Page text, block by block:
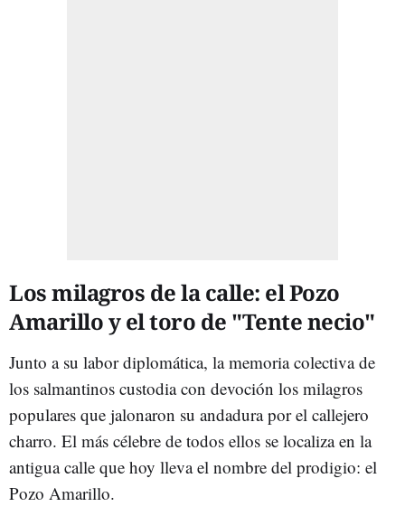
Los milagros de la calle: el Pozo
Amarillo y el toro de "Tente necio"
Junto a su labor diplomática, la memoria colectiva de
los salmantinos custodia con devoción los milagros
populares que jalonaron su andadura por el callejero
charro. El más célebre de todos ellos se localiza en la
antigua calle que hoy lleva el nombre del prodigio: el
Pozo Amarillo.